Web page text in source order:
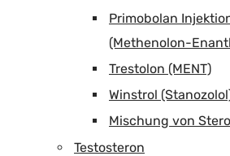
Primobolan
(Methenolon-
Trestolon (MENT)
Winstrol
Mischung von
Testosteron